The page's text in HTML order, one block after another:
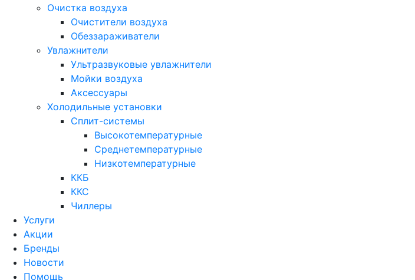
Очистка воздуха
Очистители воздуха
Обеззараживатели
Увлажнители
Ультразвуковые увлажнители
Мойки воздуха
Аксессуары
Холодильные установки
Сплит-системы
Высокотемпературные
Среднетемпературные
Низкотемпературные
ККБ
ККС
Чиллеры
Услуги
Акции
Бренды
Новости
Помощь